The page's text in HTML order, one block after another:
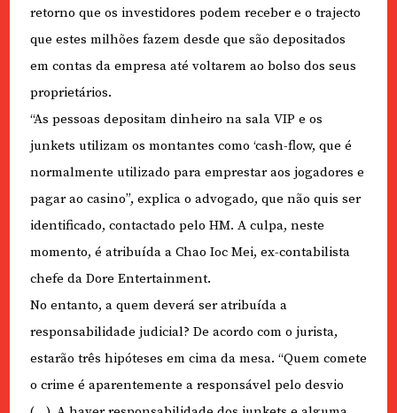
retorno que os investidores podem receber e o trajecto
que estes milhões fazem desde que são depositados
em contas da empresa até voltarem ao bolso dos seus
proprietários.
“As pessoas depositam dinheiro na sala VIP e os
junkets utilizam os montantes como ‘cash-flow, que é
normalmente utilizado para emprestar aos jogadores e
pagar ao casino”, explica o advogado, que não quis ser
identificado, contactado pelo HM. A culpa, neste
momento, é atribuída a Chao Ioc Mei, ex-contabilista
chefe da Dore Entertainment.
No entanto, a quem deverá ser atribuída a
responsabilidade judicial? De acordo com o jurista,
estarão três hipóteses em cima da mesa. “Quem comete
o crime é aparentemente a responsável pelo desvio